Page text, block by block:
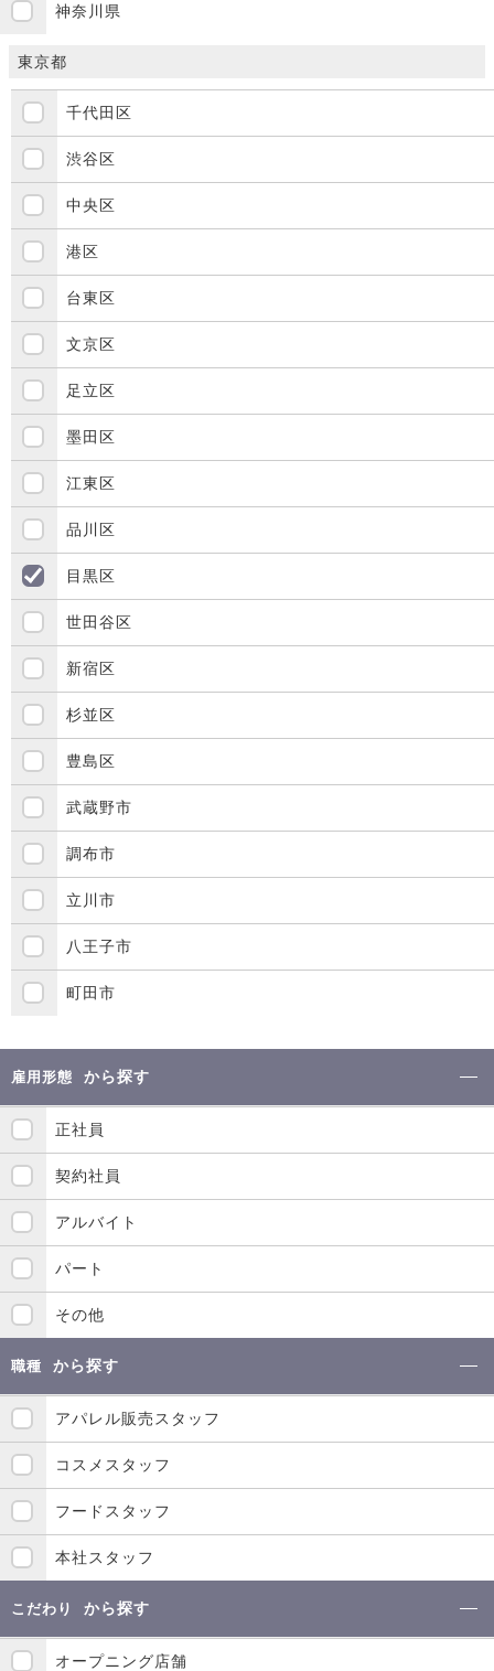
神奈川県
東京都
千代田区
渋谷区
中央区
港区
台東区
文京区
足立区
墨田区
江東区
品川区
目黒区
世田谷区
新宿区
杉並区
豊島区
武蔵野市
調布市
立川市
八王子市
町田市
雇用形態 から探す
正社員
契約社員
アルバイト
パート
その他
職種 から探す
アパレル販売スタッフ
コスメスタッフ
フードスタッフ
本社スタッフ
こだわり から探す
オープニング店舗